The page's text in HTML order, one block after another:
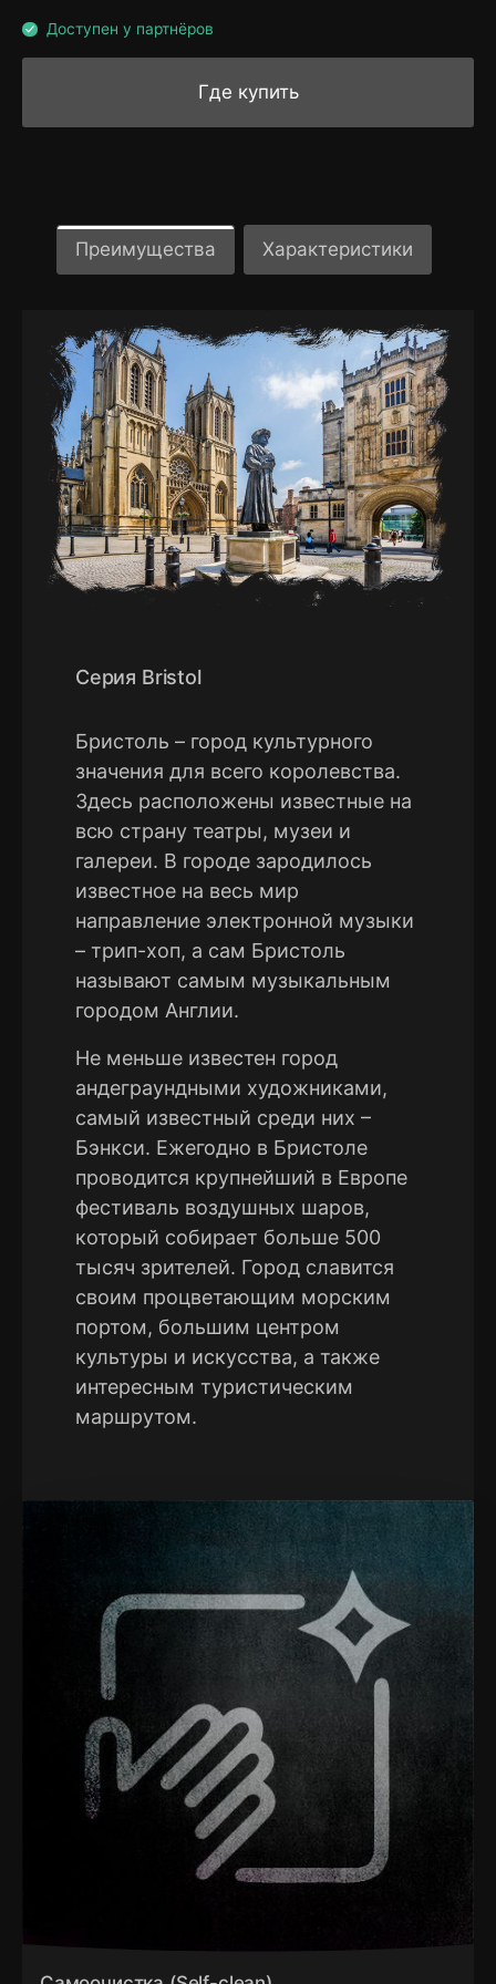
Доступен у партнёров
Где купить
Преимущества Характеристики
Серия Bristol
Бристоль – город культурного
значения для всего королевства.
Здесь расположены известные на
всю страну театры, музеи и
галереи. В городе зародилось
известное на весь мир
направление электронной музыки
– трип-хоп, а сам Бристоль
называют самым музыкальным
городом Англии.
Не меньше известен город
андеграундными художниками,
самый известный среди них –
Бэнкси. Ежегодно в Бристоле
проводится крупнейший в Европе
фестиваль воздушных шаров,
который собирает больше 500
тысяч зрителей. Город славится
своим процветающим морским
портом, большим центром
культуры и искусства, а также
интересным туристическим
маршрутом.